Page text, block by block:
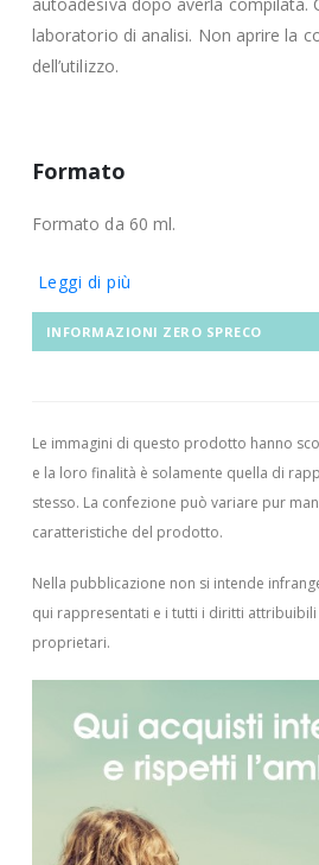
laboratorio di analisi. Non aprire la
dell’utilizzo.
Formato
Formato da 60 ml.
Leggi di più
INFORMAZIONI ZERO SPRECO
Le immagini di questo prodotto hanno
e la loro finalità è solamente quella di
stesso. La confezione può variare pur
caratteristiche del prodotto.
Nella pubblicazione non si intende
qui rappresentati e i tutti i diritti
proprietari.